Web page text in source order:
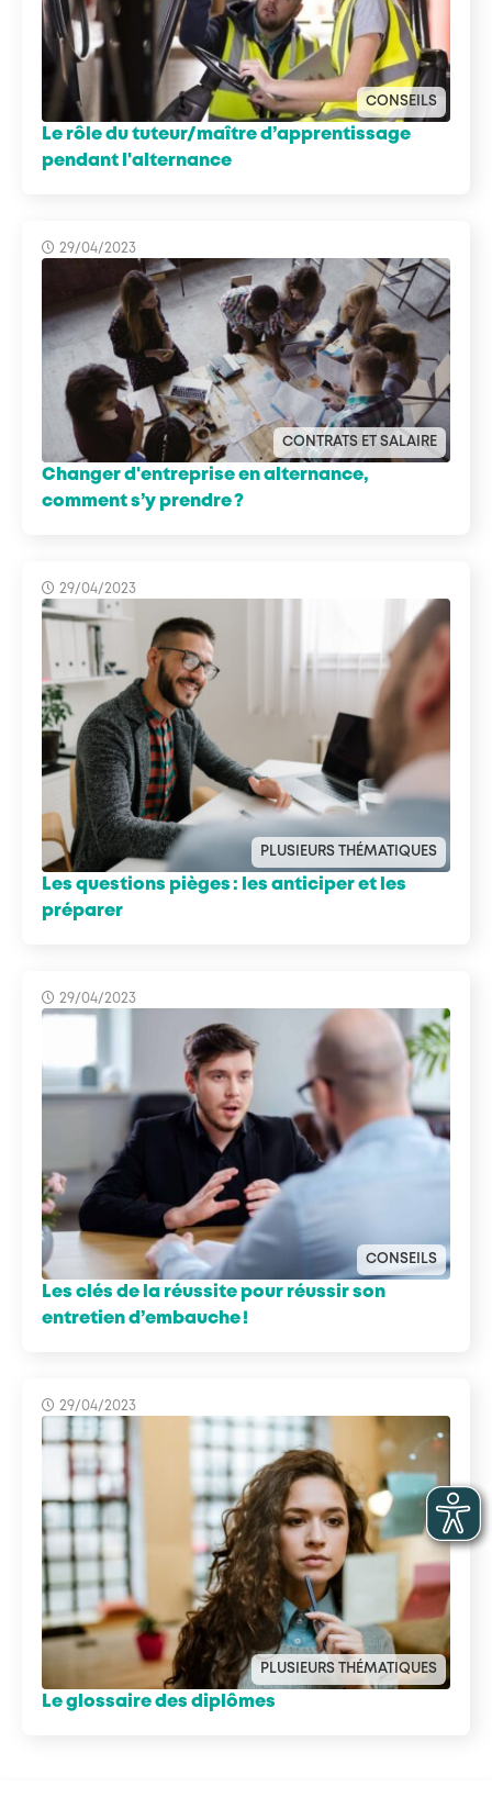
CONSEILS
Le rôle du tuteur/maître d’apprentissage
pendant l'alternance
29/04/2023
CONTRATS ET SALAIRE
Changer d'entreprise en alternance,
comment s’y prendre ?
29/04/2023
PLUSIEURS THÉMATIQUES
Les questions pièges : les anticiper et les
préparer
29/04/2023
CONSEILS
Les clés de la réussite pour réussir son
entretien d’embauche !
29/04/2023
PLUSIEURS THÉMATIQUES
Le glossaire des diplômes